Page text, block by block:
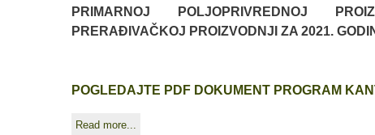
PRIMARNOJ POLJOPRIVREDNOJ
PRERAĐIVAČKOJ PROIZVODNJI ZA 2021.
POGLEDAJTE PDF DOKUMENT PROGRAM
Read more...